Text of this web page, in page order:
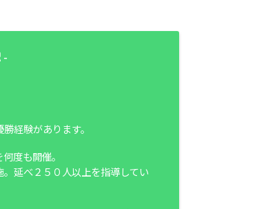
-
経験があります。
度も開催。
延べ２５０人以上を指導してい